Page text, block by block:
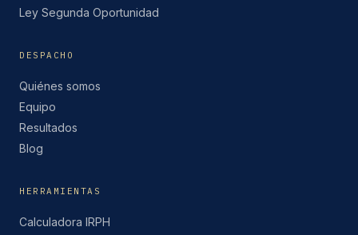
Ley Segunda Oportunidad
DESPACHO
Quiénes somos
Equipo
Resultados
Blog
HERRAMIENTAS
Calculadora IRPH